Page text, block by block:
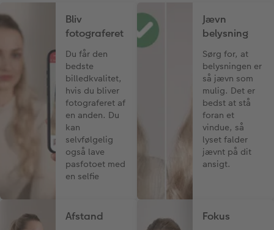
Bliv
fotograferet
Du får den
bedste
billedkvalitet,
hvis du bliver
fotograferet af
en anden. Du
kan
selvfølgelig
også lave
pasfotoet med
en selfie
Jævn
belysning
Sørg for, at
belysningen er
så jævn som
mulig. Det er
bedst at stå
foran et
vindue, så
lyset falder
jævnt på dit
ansigt.
Afstand Fokus